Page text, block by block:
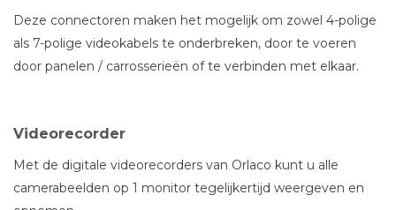
Deze connectoren maken het mogelijk om zowel 4-polige
als 7-polige videokabels te onderbreken, door te voeren
door panelen / carrosserieën of te verbinden met elkaar.
Videorecorder
Met de digitale videorecorders van Orlaco kunt u alle
camerabeelden op 1 monitor tegelijkertijd weergeven en